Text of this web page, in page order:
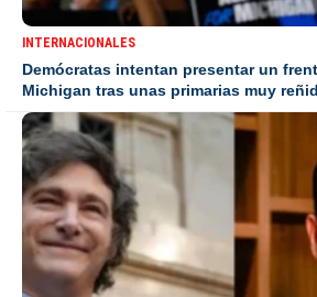
INTERNACIONALES
Demócratas intentan presentar un
Michigan tras unas primarias muy